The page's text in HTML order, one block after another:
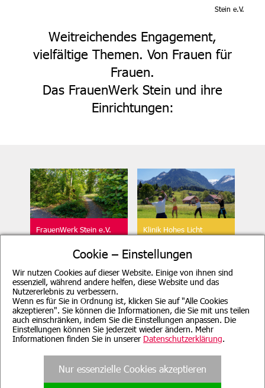
Stein e.V.
Weitreichendes Engagement,
vielfältige Themen. Von Frauen für
Frauen.
Das FrauenWerk Stein und ihre
Einrichtungen:
FrauenWerk Stein e.V.
Klinik Hohes Licht
Klinik Sonnenbichl
Aschau
Beratung für Mutter, Mutter-
Kind, Vater, Vater-Kind und
pflegende Angehörige
Cookie – Einstellungen
Wir nutzen Cookies auf dieser Website. Einige von ihnen sind
essenziell, während andere helfen, diese Website und das
Nutzererlebnis zu verbessern.
Wenn es für Sie in Ordnung ist, klicken Sie auf "Alle Cookies
akzeptieren". Sie können die Informationen, die Sie mit uns teilen
auch einschränken, indem Sie die Einstellungen anpassen. Die
Einstellungen können Sie jederzeit wieder ändern. Mehr
Informationen finden Sie in unserer Datenschutzerklärung.
Nur essenzielle Cookies akzeptieren